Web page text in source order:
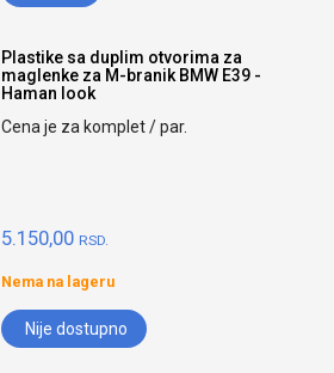
Plastike sa duplim otvorima za
maglenke za M-branik BMW E39 -
Haman look
Cena je za komplet / par.
5.150,00 RSD.
Nema na lageru
Nije dostupno